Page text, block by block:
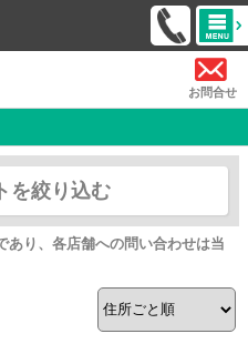
お問合せ
を絞り込む
り、各店舗への問い合わせは当